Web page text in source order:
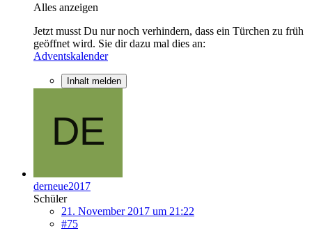
Alles anzeigen
Jetzt musst Du nur noch verhindern, dass ein Türchen zu früh
geöffnet wird. Sie dir dazu mal dies an:
Adventskalender
Inhalt melden
derneue2017
Schüler
21. November 2017 um 21:22
#75